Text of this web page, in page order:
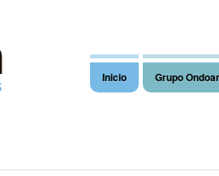
Inicio Grupo